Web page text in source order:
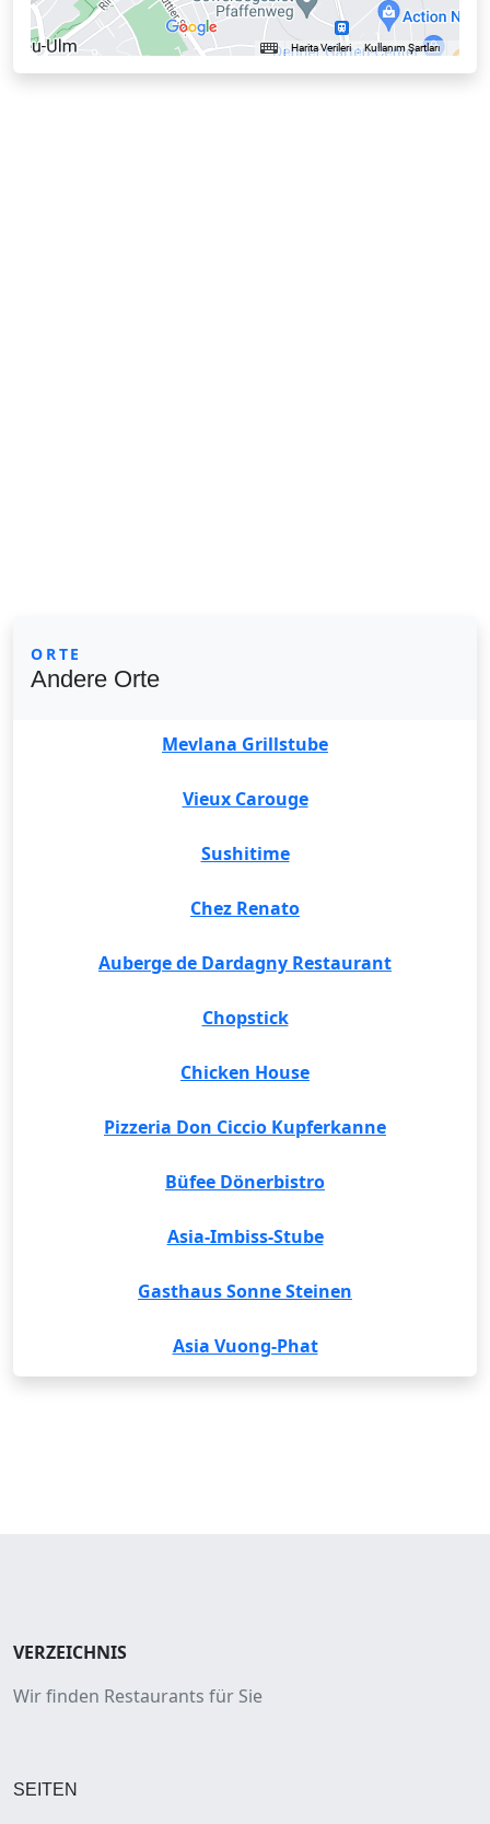
ORTE
Andere Orte
Mevlana Grillstube
Vieux Carouge
Sushitime
Chez Renato
Auberge de Dardagny Restaurant
Chopstick
Chicken House
Pizzeria Don Ciccio Kupferkanne
Büfee Dönerbistro
Asia-Imbiss-Stube
Gasthaus Sonne Steinen
Asia Vuong-Phat
VERZEICHNIS
Wir finden Restaurants für Sie
SEITEN